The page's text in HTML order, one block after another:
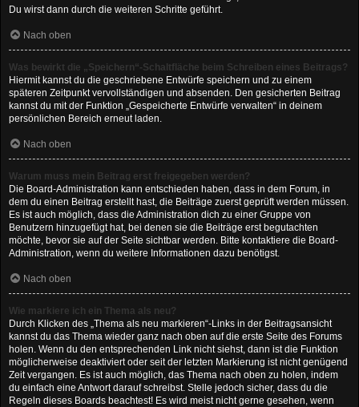
Du wirst dann durch die weiteren Schritte geführt.
Nach oben
Was bewirkt die „Speichern“-Schaltfläche beim Schreiben eines Beitrags?
Hiermit kannst du die geschriebene Entwürfe speichern und zu einem
späteren Zeitpunkt vervollständigen und absenden. Den gesicherten Beitrag
kannst du mit der Funktion „Gespeicherte Entwürfe verwalten“ in deinem
persönlichen Bereich erneut laden.
Nach oben
Warum muss mein Beitrag erst freigegeben werden?
Die Board-Administration kann entschieden haben, dass in dem Forum, in
dem du einen Beitrag erstellt hast, die Beiträge zuerst geprüft werden müssen.
Es ist auch möglich, dass die Administration dich zu einer Gruppe von
Benutzern hinzugefügt hat, bei denen sie die Beiträge erst begutachten
möchte, bevor sie auf der Seite sichtbar werden. Bitte kontaktiere die Board-
Administration, wenn du weitere Informationen dazu benötigst.
Nach oben
Wie markiere ich ein Thema als neu?
Durch Klicken des „Thema als neu markieren“-Links in der Beitragsansicht
kannst du das Thema wieder ganz nach oben auf die erste Seite des Forums
holen. Wenn du den entsprechenden Link nicht siehst, dann ist die Funktion
möglicherweise deaktiviert oder seit der letzten Markierung ist nicht genügend
Zeit vergangen. Es ist auch möglich, das Thema nach oben zu holen, indem
du einfach eine Antwort darauf schreibst. Stelle jedoch sicher, dass du die
Regeln dieses Boards beachtest! Es wird meist nicht gerne gesehen, wenn